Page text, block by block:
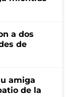
a dos
de
amiga
de la